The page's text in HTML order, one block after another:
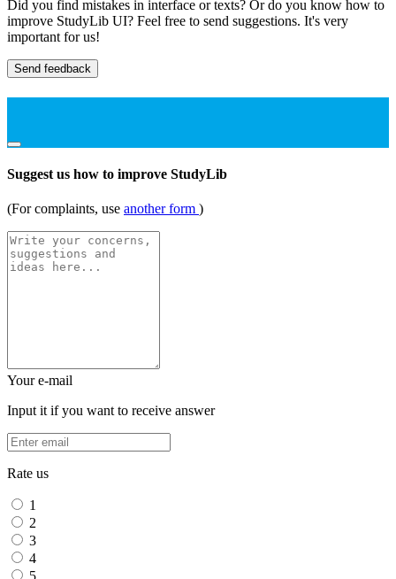
Did you find mistakes in interface or texts? Or do you know how to
improve StudyLib UI? Feel free to send suggestions. It's very
important for us!
Send feedback
Suggest us how to improve StudyLib
(For complaints, use another form )
Your e-mail
Input it if you want to receive answer
Rate us
1
2
3
4